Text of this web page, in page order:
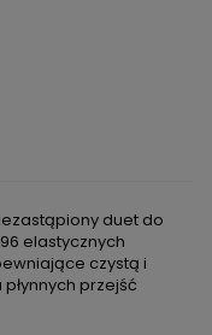
niezastąpiony duet do
elastycznych
czystą i
przejść